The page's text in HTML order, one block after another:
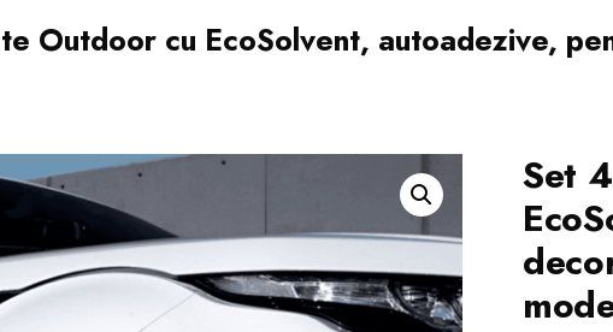
Outdoor cu EcoSolvent, autoadezive,
Set